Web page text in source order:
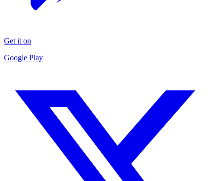
Get it on
Google Play